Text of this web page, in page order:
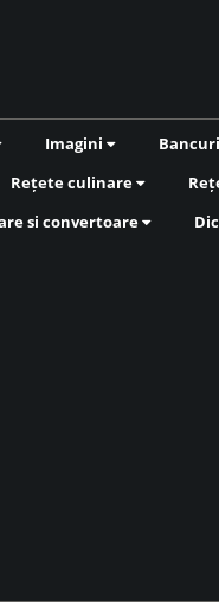
Imagini Bancuri
Rețete culinare
si convertoare